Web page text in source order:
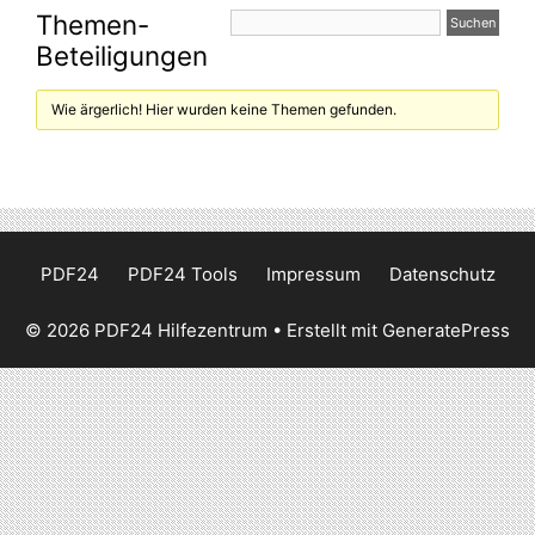
Themen-
Beteiligungen
Wie ärgerlich! Hier wurden keine Themen gefunden.
PDF24 PDF24 Tools Impressum Datenschutz
© 2026 PDF24 Hilfezentrum • Erstellt mit GeneratePress